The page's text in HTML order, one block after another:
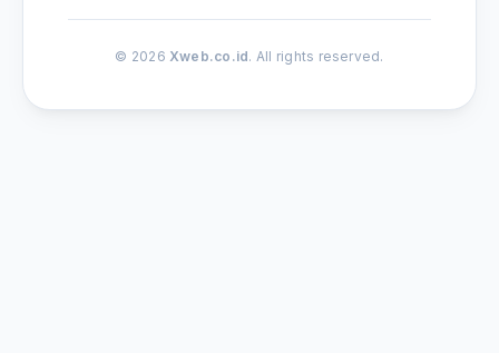
© 2026 Xweb.co.id. All rights reserved.